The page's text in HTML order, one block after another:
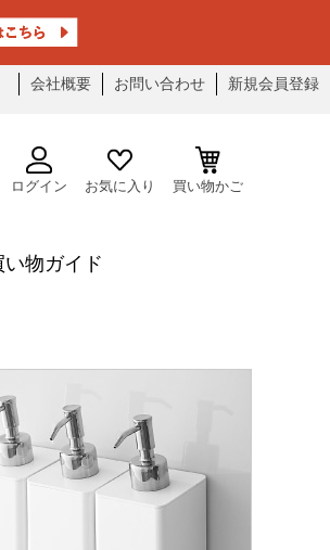
会社概要 お問い合わせ 新規会員登録
ログイン お気に入り 買い物かご
い物ガイド